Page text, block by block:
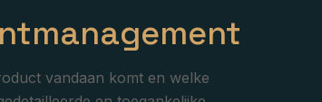
vandaan komt en welke